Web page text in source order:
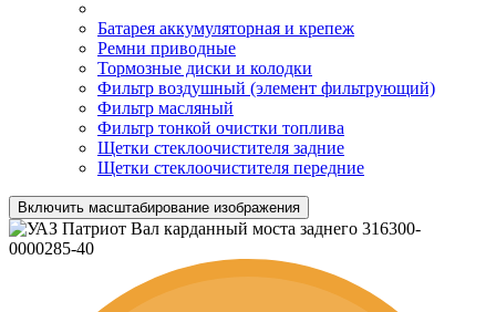
Батарея аккумуляторная и крепеж
Ремни приводные
Тормозные диски и колодки
Фильтр воздушный (элемент фильтрующий)
Фильтр масляный
Фильтр тонкой очистки топлива
Щетки стеклоочистителя задние
Щетки стеклоочистителя передние
Включить масштабирование изображения